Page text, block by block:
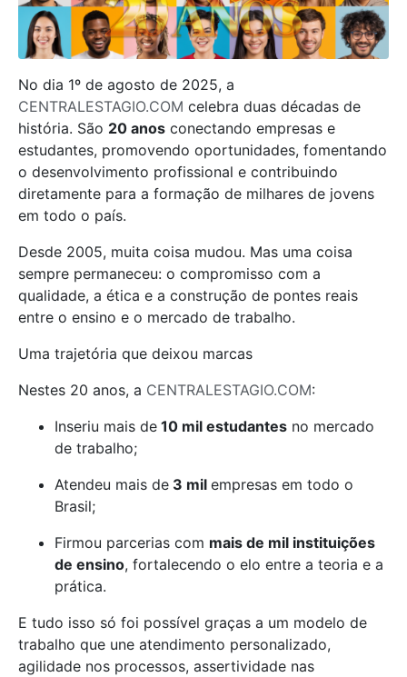
No dia 1º de agosto de 2025, a
CENTRALESTAGIO.COM celebra duas décadas de
história. São 20 anos conectando empresas e
estudantes, promovendo oportunidades, fomentando
o desenvolvimento profissional e contribuindo
diretamente para a formação de milhares de jovens
em todo o país.
Desde 2005, muita coisa mudou. Mas uma coisa
sempre permaneceu: o compromisso com a
qualidade, a ética e a construção de pontes reais
entre o ensino e o mercado de trabalho.
Uma trajetória que deixou marcas
Nestes 20 anos, a CENTRALESTAGIO.COM:
Inseriu mais de 10 mil estudantes no mercado
de trabalho;
Atendeu mais de 3 mil empresas em todo o
Brasil;
Firmou parcerias com mais de mil instituições
de ensino, fortalecendo o elo entre a teoria e a
prática.
E tudo isso só foi possível graças a um modelo de
trabalho que une atendimento personalizado,
agilidade nos processos, assertividade nas